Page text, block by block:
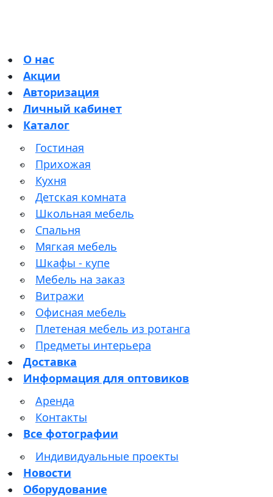
О нас
Акции
Авторизация
Личный кабинет
Каталог
Гостиная
Прихожая
Кухня
Детская комната
Школьная мебель
Спальня
Мягкая мебель
Шкафы - купе
Мебель на заказ
Витражи
Офисная мебель
Плетеная мебель из ротанга
Предметы интерьера
Доставка
Информация для оптовиков
Аренда
Контакты
Все фотографии
Индивидуальные проекты
Новости
Оборудование